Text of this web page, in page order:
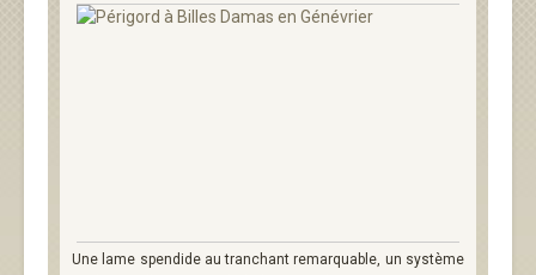
Une lame spendide au tranchant remarquable, un système